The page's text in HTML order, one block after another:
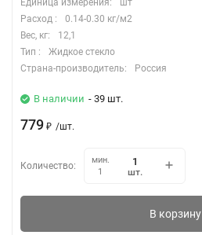
Единица измерения:
шт
Расход :
0.14-0.30 кг/м2
Вес, кг:
12,1
Тип :
Жидкое стекло
Страна-производитель:
Россия
В наличии - 39 шт.
779 ₽ /шт.
Количество:
мин.
1
шт.
В корзину